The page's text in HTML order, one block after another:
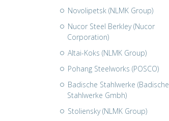
Novolipetsk (NLMK Group)
Nucor Steel Berkley (Nucor
Corporation)
Altai-Koks (NLMK Group)
Pohang Steelworks (POSCO)
Badische Stahlwerke (Badische
Stahlwerke Gmbh)
Stoliensky (NLMK Group)